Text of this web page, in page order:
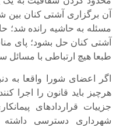
آن برگزاری آشتی کنان بین
مسئله به حاشیه رانده شد؛
آشتی کنان حل بشود؛ پای
طبعا هیچ ارتباطی با مسائل
اگر اعضای شورا واقعا به
هرچیز باید قانون را اجرا
جزییات قراردادهای
شهرداری دسترسی داشته